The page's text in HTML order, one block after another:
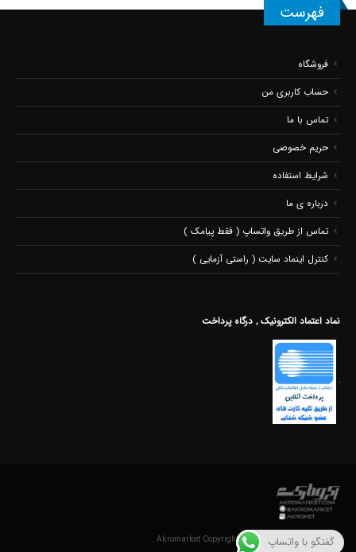
فهرست
فروشگاه
حساب کاربری من
تماس با ما
حریم خصوصی
شرایط استفاده
درباره ی ما
تماس از طریق واتساپ ( فقط پیامک )
کنترل اینماد سایت ( راستی آزمایی )
نماد اعتماد الکترونیک , درگاه پرداخت
©Akromarket Copyright 2020. All Rights Reserved .گفتگو با واتساپ